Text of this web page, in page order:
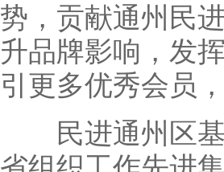
势，贡献通州民
升品牌影响，发
引更多优秀会员
民进通州区基